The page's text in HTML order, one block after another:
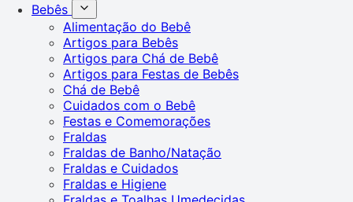
Bebês
Alimentação do Bebê
Artigos para Bebês
Artigos para Chá de Bebê
Artigos para Festas de Bebês
Chá de Bebê
Cuidados com o Bebê
Festas e Comemorações
Fraldas
Fraldas de Banho/Natação
Fraldas e Cuidados
Fraldas e Higiene